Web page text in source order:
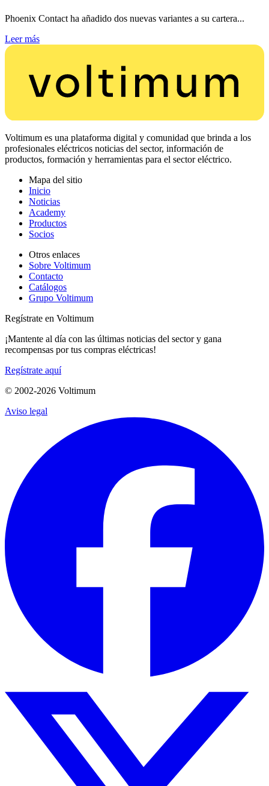
Phoenix Contact ha añadido dos nuevas variantes a su cartera...
Leer más
Voltimum es una plataforma digital y comunidad que brinda a los
profesionales eléctricos noticias del sector, información de
productos, formación y herramientas para el sector eléctrico.
Mapa del sitio
Inicio
Noticias
Academy
Productos
Socios
Otros enlaces
Sobre Voltimum
Contacto
Catálogos
Grupo Voltimum
Regístrate en Voltimum
¡Mantente al día con las últimas noticias del sector y gana
recompensas por tus compras eléctricas!
Regístrate aquí
© 2002-2026 Voltimum
Aviso legal